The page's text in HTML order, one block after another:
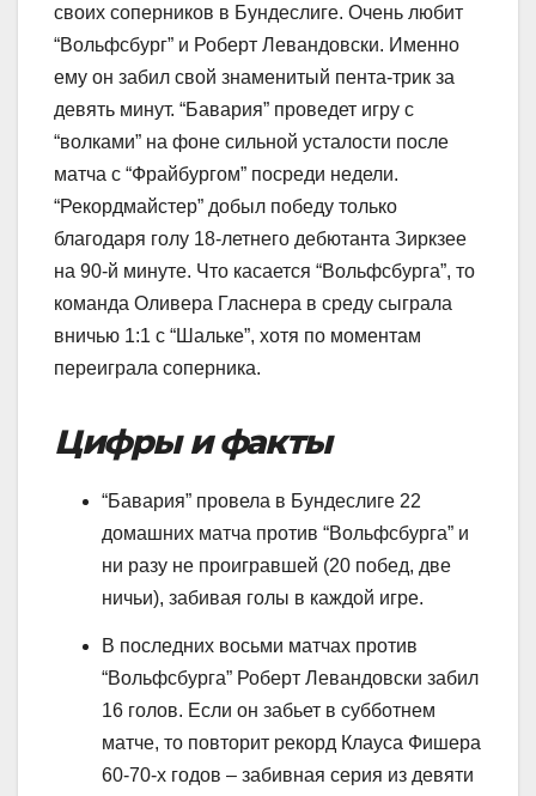
своих соперников в Бундеслиге. Очень любит
“Вольфсбург” и Роберт Левандовски. Именно
ему он забил свой знаменитый пента-трик за
девять минут. “Бавария” проведет игру с
“волками” на фоне сильной усталости после
матча с “Фрайбургом” посреди недели.
“Рекордмайстер” добыл победу только
благодаря голу 18-летнего дебютанта Зиркзее
на 90-й минуте. Что касается “Вольфсбурга”, то
команда Оливера Гласнера в среду сыграла
вничью 1:1 с “Шальке”, хотя по моментам
переиграла соперника.
Цифры и факты
“Бавария” провела в Бундеслиге 22
домашних матча против “Вольфсбурга” и
ни разу не проигравшей (20 побед, две
ничьи), забивая голы в каждой игре.
В последних восьми матчах против
“Вольфсбурга” Роберт Левандовски забил
16 голов. Если он забьет в субботнем
матче, то повторит рекорд Клауса Фишера
60-70-х годов – забивная серия из девяти